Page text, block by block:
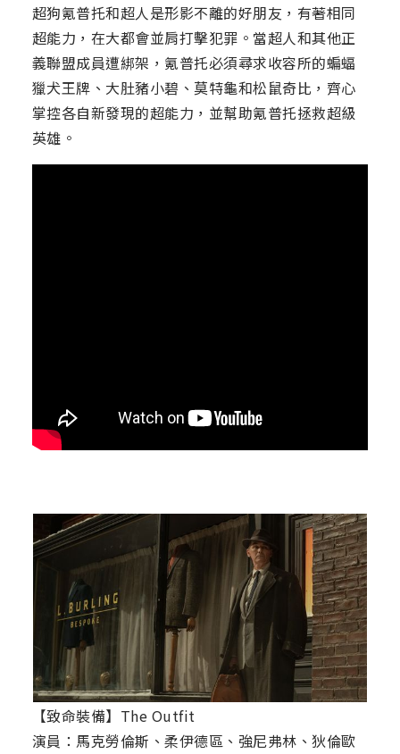
超狗氪普托和超人是形影不離的好朋友，有著相同
超能力，在大都會並肩打擊犯罪。當超人和其他正
義聯盟成員遭綁架，氪普托必須尋求收容所的蝙蝠
獵犬王牌、大肚豬小碧、莫特龜和松鼠奇比，齊心
掌控各自新發現的超能力，並幫助氪普托拯救超級
英雄。
【致命裝備】The Outfit
演員：馬克勞倫斯、柔伊德區、強尼弗林、狄倫歐